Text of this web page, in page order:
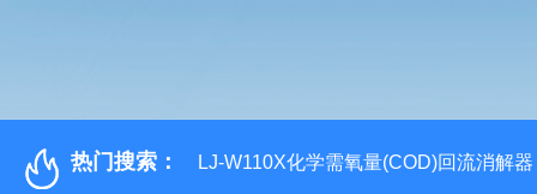
热门搜索： LJ-W110X化学需氧量(COD)回流消解器